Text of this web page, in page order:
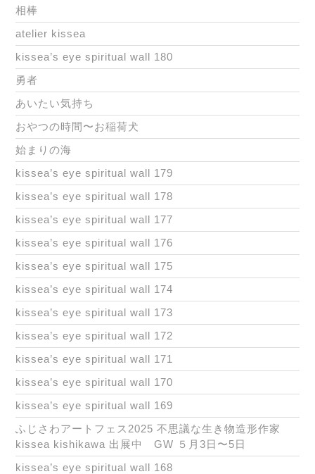
相棒
atelier kissea
kissea’s eye spiritual wall 180
勇者
あいたい気持ち
おやつの時間〜お稲荷犬
始まりの海
kissea’s eye spiritual wall 179
kissea’s eye spiritual wall 178
kissea’s eye spiritual wall 177
kissea’s eye spiritual wall 176
kissea’s eye spiritual wall 175
kissea’s eye spiritual wall 174
kissea’s eye spiritual wall 173
kissea’s eye spiritual wall 172
kissea’s eye spiritual wall 171
kissea’s eye spiritual wall 170
kissea’s eye spiritual wall 169
ふじさわアートフェス2025 不思議な生き物造形作家
kissea kishikawa 出展中 GW ５月3日〜5日
kissea’s eye spiritual wall 168